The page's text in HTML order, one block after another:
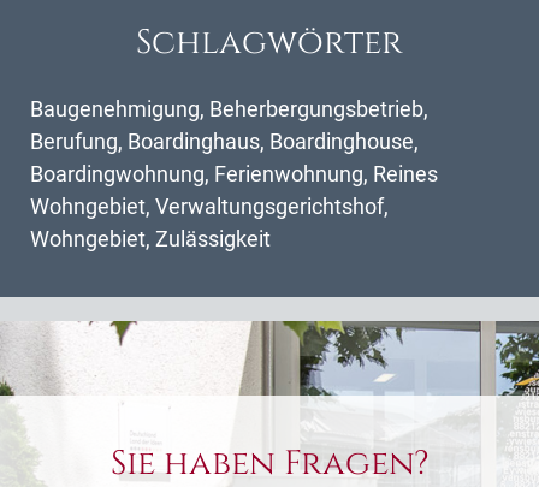
Schlagwörter
Baugenehmigung, Beherbergungsbetrieb,
Berufung, Boardinghaus, Boardinghouse,
Boardingwohnung, Ferienwohnung, Reines
Wohngebiet, Verwaltungsgerichtshof,
Wohngebiet, Zulässigkeit
Sie haben Fragen?